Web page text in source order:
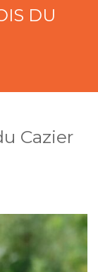
DU
Cazier